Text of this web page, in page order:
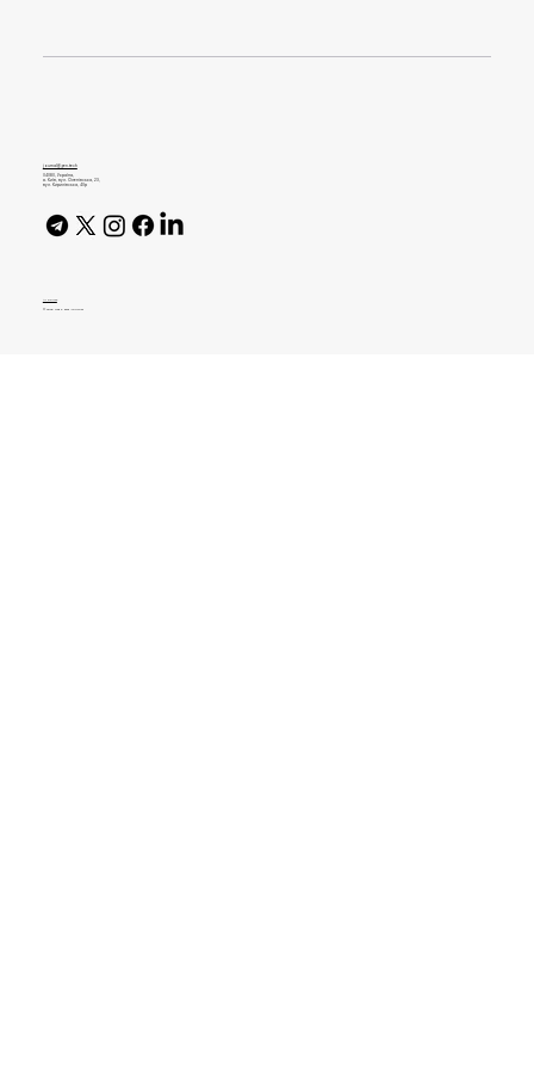
journal@gen.tech
04080, Україна,
м. Київ, вул. Оленівська, 23,​
вул. Кирилівська, 40р
AI Policy
© 2026 High Bar Journal